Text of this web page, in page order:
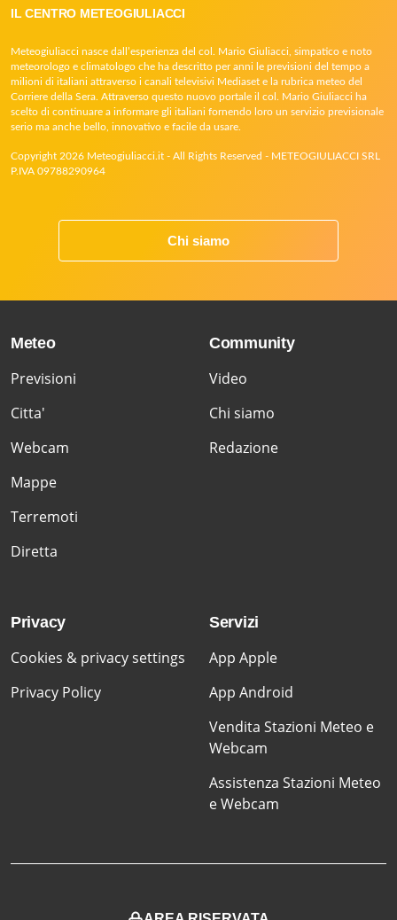
IL CENTRO METEOGIULIACCI
Meteogiuliacci nasce dall’esperienza del col. Mario Giuliacci, simpatico e noto
meteorologo e climatologo che ha descritto per anni le previsioni del tempo a
milioni di italiani attraverso i canali televisivi Mediaset e la rubrica meteo del
Corriere della Sera. Attraverso questo nuovo portale il col. Mario Giuliacci ha
scelto di continuare a informare gli italiani fornendo loro un servizio previsionale
serio ma anche bello, innovativo e facile da usare.
Copyright 2026 Meteogiuliacci.it - All Rights Reserved - METEOGIULIACCI SRL
P.IVA 09788290964
Chi siamo
Meteo
Previsioni
Citta'
Webcam
Mappe
Terremoti
Diretta
Community
Video
Chi siamo
Redazione
Privacy
Cookies & privacy settings
Privacy Policy
Servizi
App Apple
App Android
Vendita Stazioni Meteo e
Webcam
Assistenza Stazioni Meteo
e Webcam